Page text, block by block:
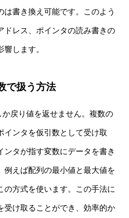
は書き換え可能です。このよう
ドレス、ポインタの読み書きの
します。
で扱う方法
戻り値を返せません。複数の
インタを仮引数として受け取
ンタが指す変数にデータを書き
例えば配列の最小値と最大値を
の方式を使います。この手法に
受け取ることができ、効率的か